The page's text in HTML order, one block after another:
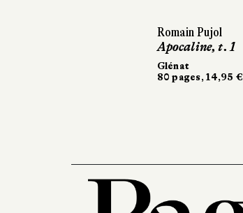
Romain Pujol
Apocaline, t. 1
Glénat
80 pages, 14,95 €